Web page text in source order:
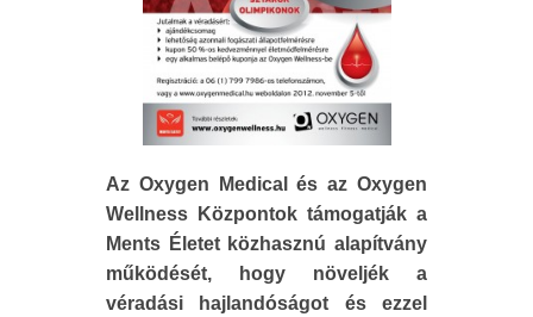
Az Oxygen Medical és az Oxygen
Wellness Központok támogatják a
Ments Életet közhasznú alapítvány
működését, hogy növeljék a
véradási hajlandóságot és ezzel